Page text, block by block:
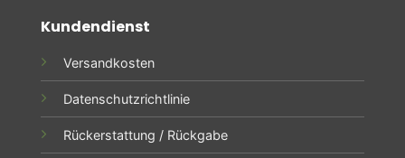
Kundendienst
Versandkosten
Datenschutzrichtlinie
Rückerstattung / Rückgabe